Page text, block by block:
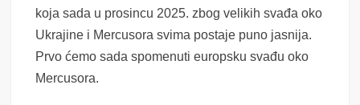
koja sada u prosincu 2025. zbog velikih svađa oko
Ukrajine i Mercusora svima postaje puno jasnija.
Prvo ćemo sada spomenuti europsku svađu oko
Mercusora.